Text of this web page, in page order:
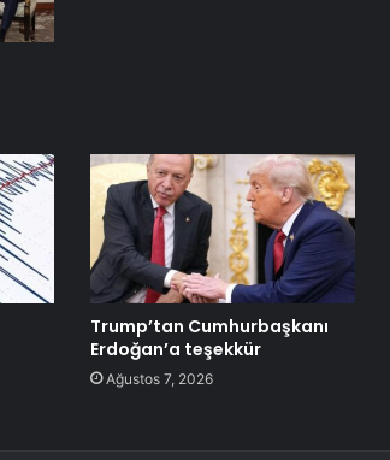
Trump’tan Cumhurbaşkanı
Erdoğan’a teşekkür
Ağustos 7, 2026